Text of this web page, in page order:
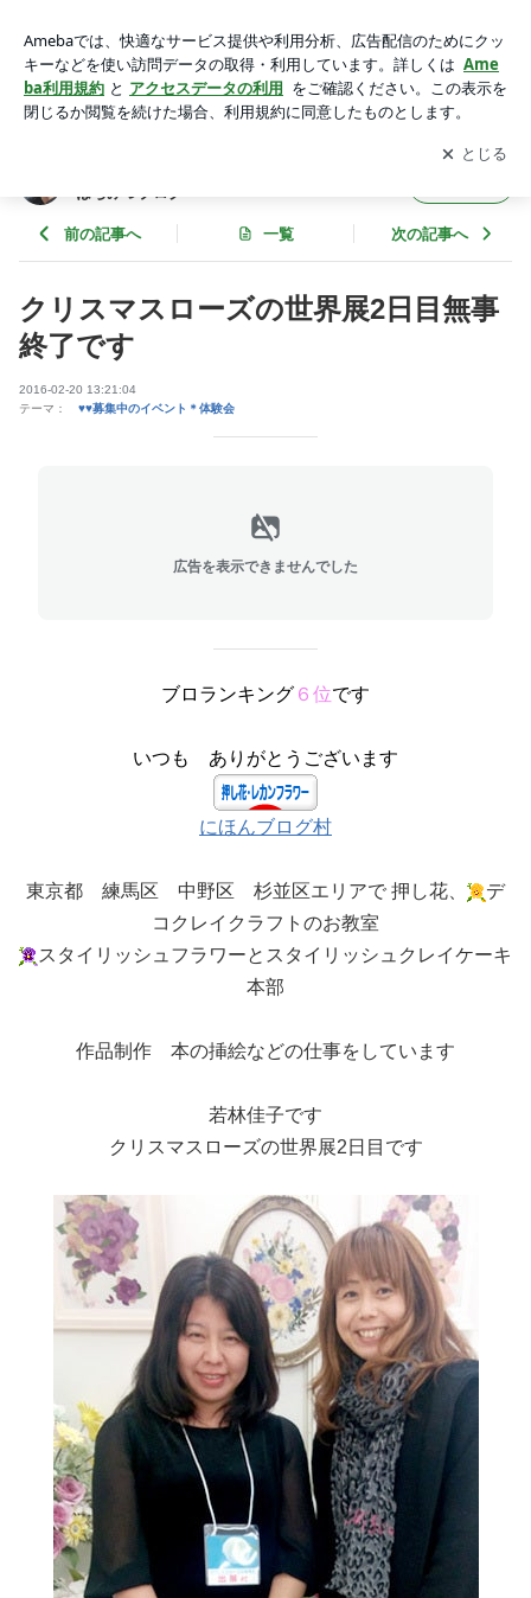
ピオン若林佳子花作家＆教室 はちみつブログ
アプリをダウンロードして ブログの更新通知
を受け取りまし
ょう。
開く
はちみつブログ
前の記事へ 一覧 次の記事へ
クリスマスローズの世界展2日目無事
終了です
2016-02-20 13:21:04
テーマ：
♥♥募集中のイベント＊体験会
広告を表示できませんでした
ブロランキング ６位です
いつも ありがとうございます
にほんブログ村
東京都 練馬区 中野区 杉並区エリアで 押し花、
デ
コクレイクラフトのお教室
スタイリッシュフラワーとスタイリッシュクレイケーキ
本部
作品制作 本の挿絵などの仕事をしています
若林佳子です
クリスマスローズの世界展2日目です